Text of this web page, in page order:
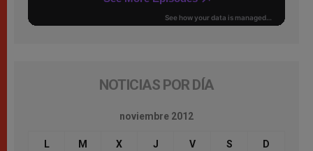
NOTICIAS POR DÍA
noviembre 2012
L M X J V S D